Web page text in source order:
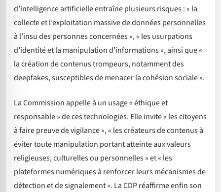
d’intelligence artificielle entraîne plusieurs risques : « la
collecte et l’exploitation massive de données personnelles
à l’insu des personnes concernées », « les usurpations
d’identité et la manipulation d’informations », ainsi que «
la création de contenus trompeurs, notamment des
deepfakes, susceptibles de menacer la cohésion sociale ».
La Commission appelle à un usage « éthique et
responsable » de ces technologies. Elle invite « les citoyens
à faire preuve de vigilance », « les créateurs de contenus à
éviter toute manipulation portant atteinte aux valeurs
religieuses, culturelles ou personnelles » et « les
plateformes numériques à renforcer leurs mécanismes de
détection et de signalement ». La CDP réaffirme enfin son